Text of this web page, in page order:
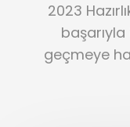
2023
geçmeye